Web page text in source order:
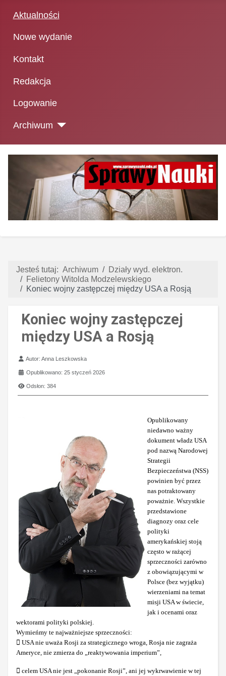
Aktualności
Nowe wydanie
Kontakt
Redakcja
Logowanie
Archiwum
Jesteś tutaj: Archiwum
Działy wyd. elektron.
Felietony Witolda Modzelewskiego
Koniec wojny zastępczej między USA a Rosją
Koniec wojny zastępczej
między USA a Rosją
Szczegóły
Autor:Anna Leszkowska
Opublikowano: 25 styczeń 2026
Odsłon: 384
Opublikowany
niedawno ważny
dokument władz USA
pod nazwą Narodowej
Strategii
Bezpieczeństwa (NSS)
powinien być przez
nas potraktowany
poważnie. Wszystkie
przedstawione
diagnozy oraz cele
polityki
amerykańskiej stoją
często w rażącej
sprzeczności zarówno
z obowiązującymi w
Polsce (bez wyjątku)
wierzeniami na temat
misji USA w świecie,
jak i ocenami oraz
wektorami polityki polskiej.
Wymieńmy te najważniejsze sprzeczności:
 USA nie uważa Rosji za strategicznego wroga, Rosja nie zagraża
Ameryce, nie zmierza do „reaktywowania imperium”,
 celem USA nie jest „pokonanie Rosji”, ani jej wykrwawienie w tej